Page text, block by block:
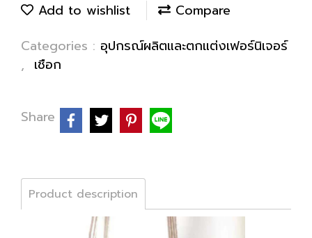
Add to wishlist
Compare
Categories : อุปกรณ์ผลิตและตกแต่งเฟอร์นิเจอร์
, เชือก
Share
Product description